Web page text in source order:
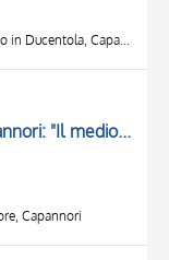
- Cartoline Capannori: "Il medioevo e la Francigena". Badia di Cantignano, Chiesa di San Salvatore, particolare di pilastrino erratico (sec. VIII-IX)
Capannori